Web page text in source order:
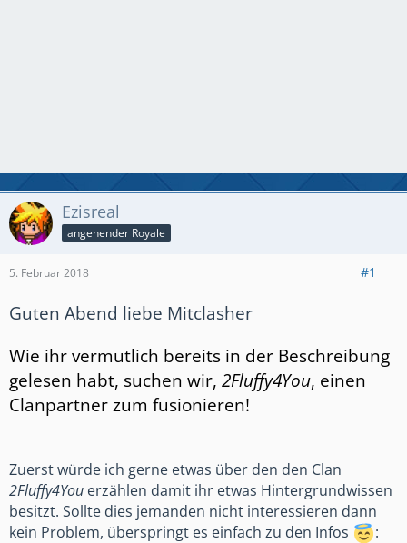
Ezisreal
angehender Royale
5. Februar 2018 #1
Guten Abend liebe Mitclasher
Wie ihr vermutlich bereits in der Beschreibung
gelesen habt, suchen wir, 2Fluffy4You, einen
Clanpartner zum fusionieren!
Zuerst würde ich gerne etwas über den den Clan
2Fluffy4You erzählen damit ihr etwas Hintergrundwissen
besitzt. Sollte dies jemanden nicht interessieren dann
kein Problem, überspringt es einfach zu den Infos
: